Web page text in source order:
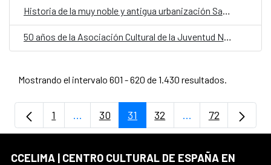
Historia de la muy noble y antigua urbanización Santa Beatriz
50 años de la Asociación Cultural de la Juventud Negra Peruana
Mostrando el intervalo 601 - 620 de 1.430 resultados.
Página
1 ...Páginas intermedias Use TAB para
Página
30 Página
31 Página
32 ...PáginasPágina
72
CCELIMA | CENTRO CULTURAL DE ESPAÑA EN